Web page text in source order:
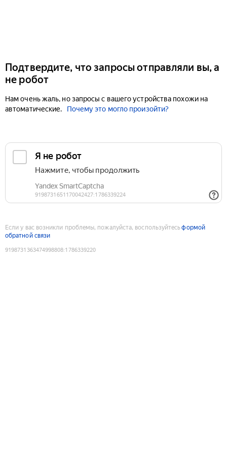
Подтвердите, что запросы отправляли вы, а
не робот
Нам очень жаль, но запросы с вашего устройства похожи на
автоматические.
Почему это могло произойти?
Если у вас возникли проблемы, пожалуйста, воспользуйтесьформой
обратной связи
9198731363474998808:1786339220